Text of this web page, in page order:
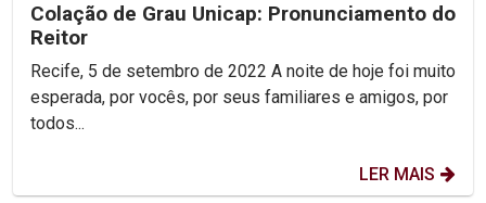
Colação de Grau Unicap: Pronunciamento do
Reitor
Recife, 5 de setembro de 2022 A noite de hoje foi muito
esperada, por vocês, por seus familiares e amigos, por
todos...
LER MAIS